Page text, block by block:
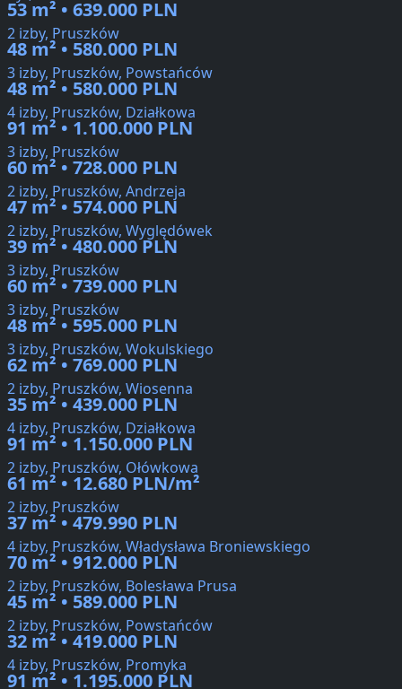
53 m² • 639.000 PLN
2 izby, Pruszków
48 m² • 580.000 PLN
3 izby, Pruszków, Powstańców
48 m² • 580.000 PLN
4 izby, Pruszków, Działkowa
91 m² • 1.100.000 PLN
3 izby, Pruszków
60 m² • 728.000 PLN
2 izby, Pruszków, Andrzeja
47 m² • 574.000 PLN
2 izby, Pruszków, Wyględówek
39 m² • 480.000 PLN
3 izby, Pruszków
60 m² • 739.000 PLN
3 izby, Pruszków
48 m² • 595.000 PLN
3 izby, Pruszków, Wokulskiego
62 m² • 769.000 PLN
2 izby, Pruszków, Wiosenna
35 m² • 439.000 PLN
4 izby, Pruszków, Działkowa
91 m² • 1.150.000 PLN
2 izby, Pruszków, Ołówkowa
61 m² • 12.680 PLN/m²
2 izby, Pruszków
37 m² • 479.990 PLN
4 izby, Pruszków, Władysława Broniewskiego
70 m² • 912.000 PLN
2 izby, Pruszków, Bolesława Prusa
45 m² • 589.000 PLN
2 izby, Pruszków, Powstańców
32 m² • 419.000 PLN
4 izby, Pruszków, Promyka
91 m² • 1.195.000 PLN